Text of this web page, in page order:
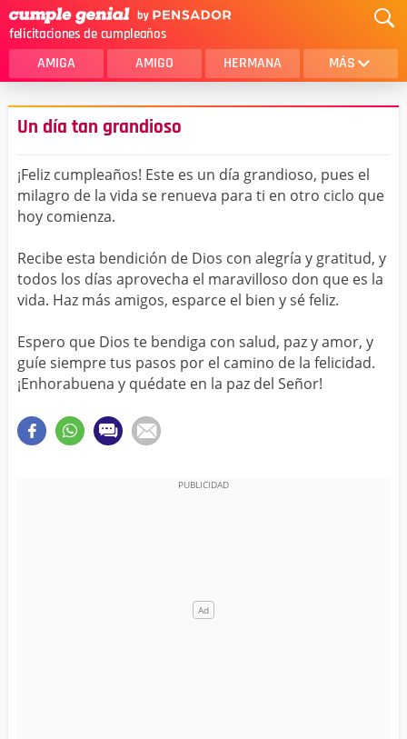
felicitaciones de cumpleaños
AMIGA AMIGO HERMANA MÁS
MAMA
AMOR
SOBRINA
HIJA
HERMANO
NOVIA
ESPOSO
PAPA
HOMBRE
ALGUIEN ESPECIAL
PRIMO
Un día tan grandioso
¡Feliz cumpleaños! Este es un día grandioso, pues el
milagro de la vida se renueva para ti en otro ciclo que
hoy comienza.
Recibe esta bendición de Dios con alegría y gratitud, y
todos los días aprovecha el maravilloso don que es la
vida. Haz más amigos, esparce el bien y sé feliz.
Espero que Dios te bendiga con salud, paz y amor, y
guíe siempre tus pasos por el camino de la felicidad.
¡Enhorabuena y quédate en la paz del Señor!